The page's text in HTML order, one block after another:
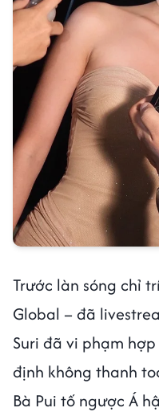
Trước làn sóng chỉ
Global – đã
Suri đã vi phạm
định không thanh
Bà Pui tố ngược Á